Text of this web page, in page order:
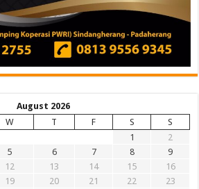
August 2026
W T F S
S
1
2
5 6 7 8
9
12 13 14 15
16
19 20 21 22
23